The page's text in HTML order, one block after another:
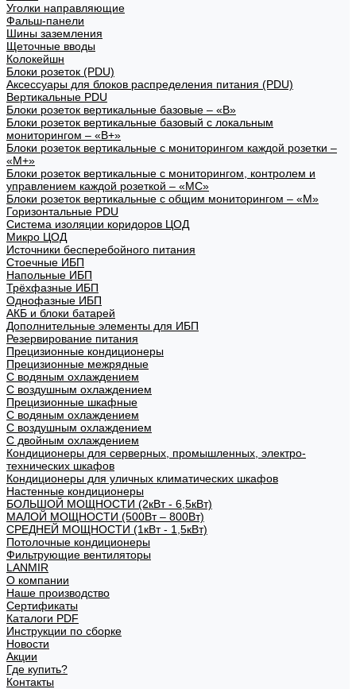
Уголки направляющие
Фальш-панели
Шины заземления
Щеточные вводы
Колокейшн
Блоки розеток (PDU)
Аксессуары для блоков распределения питания (PDU)
Вертикальные PDU
Блоки розеток вертикальные базовые – «В»
Блоки розеток вертикальные базовый с локальным
мониторингом – «В+»
Блоки розеток вертикальные с мониторингом каждой розетки –
«М+»
Блоки розеток вертикальные с мониторингом, контролем и
управлением каждой розеткой – «МС»
Блоки розеток вертикальные с общим мониторингом – «М»
Горизонтальные PDU
Система изоляции коридоров ЦОД
Микро ЦОД
Источники бесперебойного питания
Стоечные ИБП
Напольные ИБП
Трёхфазные ИБП
Однофазные ИБП
АКБ и блоки батарей
Дополнительные элементы для ИБП
Резервирование питания
Прецизионные кондиционеры
Прецизионные межрядные
С водяным охлаждением
С воздушным охлаждением
Прецизионные шкафные
С водяным охлаждением
С воздушным охлаждением
С двойным охлаждением
Кондиционеры для серверных, промышленных, электро-
технических шкафов
Кондиционеры для уличных климатических шкафов
Настенные кондиционеры
БОЛЬШОЙ МОЩНОСТИ (2кВт - 6,5кВт)
МАЛОЙ МОЩНОСТИ (500Вт – 800Вт)
СРЕДНЕЙ МОЩНОСТИ (1кВт - 1,5кВт)
Потолочные кондиционеры
Фильтрующие вентиляторы
LANMIR
О компании
Наше производство
Сертификаты
Каталоги PDF
Инструкции по сборке
Новости
Акции
Где купить?
Контакты